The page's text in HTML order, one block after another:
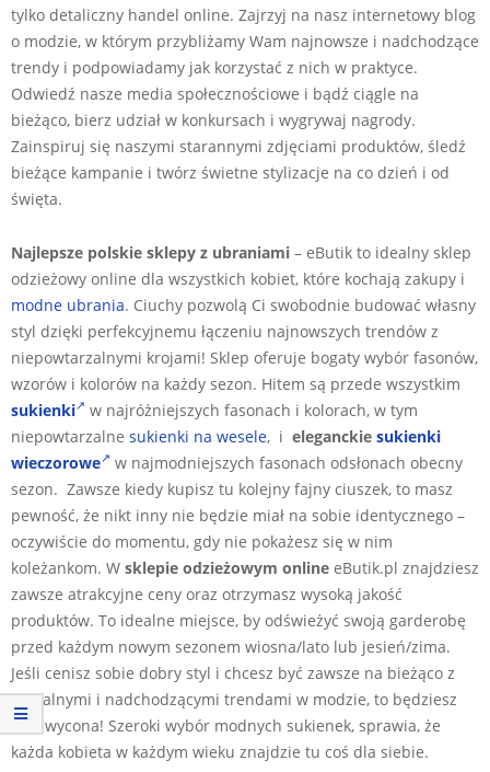
tylko detaliczny handel online. Zajrzyj na nasz internetowy blog
o modzie, w którym przybliżamy Wam najnowsze i nadchodzące
trendy i podpowiadamy jak korzystać z nich w praktyce.
Odwiedź nasze media społecznościowe i bądź ciągle na
bieżąco, bierz udział w konkursach i wygrywaj nagrody.
Zainspiruj się naszymi starannymi zdjęciami produktów, śledź
bieżące kampanie i twórz świetne stylizacje na co dzień i od
święta.
Najlepsze polskie sklepy z ubraniami – eButik to idealny sklep
odzieżowy online dla wszystkich kobiet, które kochają zakupy i
modne ubrania. Ciuchy pozwolą Ci swobodnie budować własny
styl dzięki perfekcyjnemu łączeniu najnowszych trendów z
niepowtarzalnymi krojami! Sklep oferuje bogaty wybór fasonów,
wzorów i kolorów na każdy sezon. Hitem są przede wszystkim
sukienki
w najróżniejszych fasonach i kolorach, w tym
niepowtarzalne sukienki na wesele, i eleganckie sukienki
wieczorowe
w najmodniejszych fasonach odsłonach obecny
sezon. Zawsze kiedy kupisz tu kolejny fajny ciuszek, to masz
pewność, że nikt inny nie będzie miał na sobie identycznego –
oczywiście do momentu, gdy nie pokażesz się w nim
koleżankom. W sklepie odzieżowym online eButik.pl znajdziesz
zawsze atrakcyjne ceny oraz otrzymasz wysoką jakość
produktów. To idealne miejsce, by odświeżyć swoją garderobę
przed każdym nowym sezonem wiosna/lato lub jesień/zima.
Jeśli cenisz sobie dobry styl i chcesz być zawsze na bieżąco z
aktualnymi i nadchodzącymi trendami w modzie, to będziesz
zachwycona! Szeroki wybór modnych sukienek, sprawia, że
każda kobieta w każdym wieku znajdzie tu coś dla siebie.